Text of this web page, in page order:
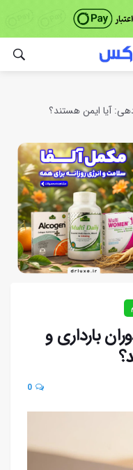
آیا ایمن هستند؟
بارداری و
0